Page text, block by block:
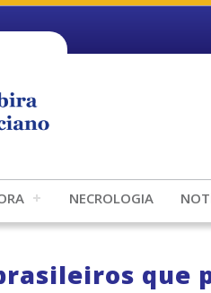
NECROLOGIA
que